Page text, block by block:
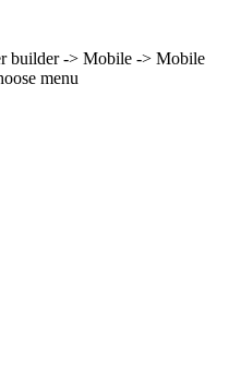
builder -> Mobile -> Mobile
menu